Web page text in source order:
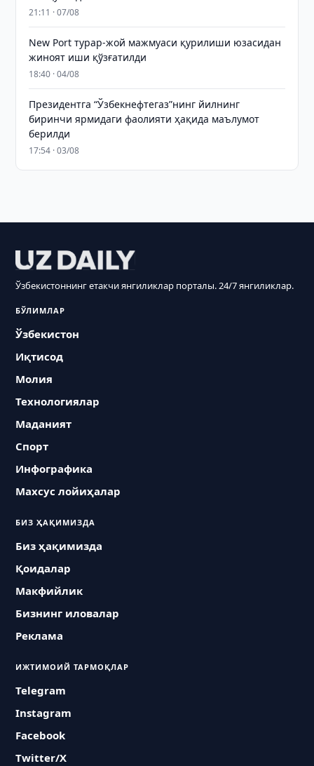
21:11 · 07/08
New Port турар-жой мажмуаси қурилиши юзасидан
жиноят иши қўзғатилди
18:40 · 04/08
Президентга “Ўзбекнефтегаз”нинг йилнинг
биринчи ярмидаги фаолияти ҳақида маълумот
берилди
17:54 · 03/08
Ўзбекистоннинг етакчи янгиликлар порталы. 24/7 янгиликлар.
БЎЛИМЛАР
Ўзбекистон
Иқтисод
Молия
Технологиялар
Маданият
Спорт
Инфографика
Махсус лойиҳалар
БИЗ ҲАҚИМИЗДА
Биз ҳақимизда
Қоидалар
Макфийлик
Бизнинг иловалар
Реклама
ИЖТИМОИЙ ТАРМОҚЛАР
Telegram
Instagram
Facebook
Twitter/X